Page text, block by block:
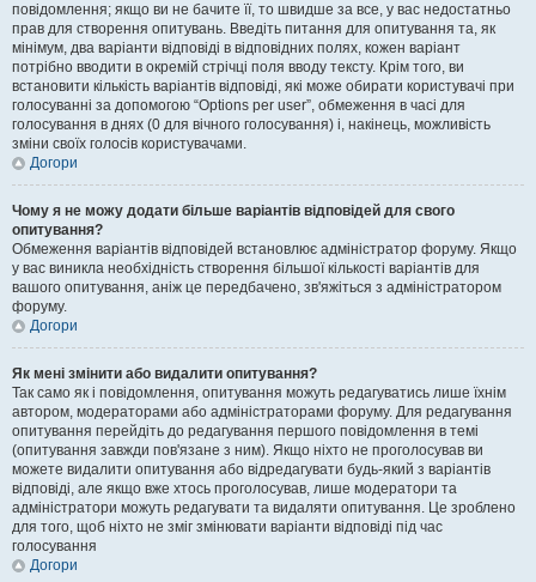
повідомлення; якщо ви не бачите її, то швидше за все, у вас недостатньо
прав для створення опитувань. Введіть питання для опитування та, як
мінімум, два варіанти відповіді в відповідних полях, кожен варіант
потрібно вводити в окремій стрічці поля вводу тексту. Крім того, ви
встановити кількість варіантів відповіді, які може обирати користувачі при
голосуванні за допомогою “Options per user”, обмеження в часі для
голосування в днях (0 для вічного голосування) і, накінець, можливість
зміни своїх голосів користувачами.
Догори
Чому я не можу додати більше варіантів відповідей для свого
опитування?
Обмеження варіантів відповідей встановлює адміністратор форуму. Якщо
у вас виникла необхідність створення більшої кількості варіантів для
вашого опитування, аніж це передбачено, зв'яжіться з адміністратором
форуму.
Догори
Як мені змінити або видалити опитування?
Так само як і повідомлення, опитування можуть редагуватись лише їхнім
автором, модераторами або адміністраторами форуму. Для редагування
опитування перейдіть до редагування першого повідомлення в темі
(опитування завжди пов'язане з ним). Якщо ніхто не проголосував ви
можете видалити опитування або відредагувати будь-який з варіантів
відповіді, але якщо вже хтось проголосував, лише модератори та
адміністратори можуть редагувати та видаляти опитування. Це зроблено
для того, щоб ніхто не зміг змінювати варіанти відповіді під час
голосування
Догори